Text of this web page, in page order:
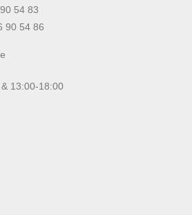
54 83
90 54 86
13:00-18:00